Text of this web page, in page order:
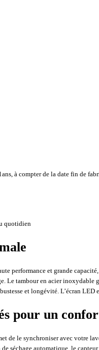
à compter de la date fin de
quotidien
performance et grande
Le tambour en acier
et longévité. L’écran
pour un
de le synchroniser avec votre
séchage automatique, le